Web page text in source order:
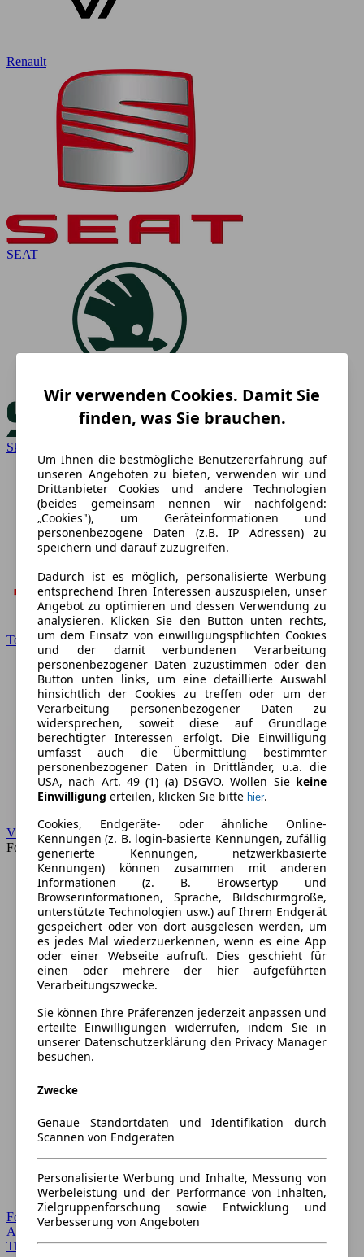
Renault
SEAT
Skoda
Toyota
VW
Forum
Forum Startseite
Alle Auto-Foren
Themen-Forum
Wir verwenden Cookies. Damit Sie
finden, was Sie brauchen.
Um Ihnen die bestmögliche Benutzererfahrung auf
unseren Angeboten zu bieten, verwenden wir und
Drittanbieter Cookies und andere Technologien
(beides gemeinsam nennen wir nachfolgend:
„Cookies"), um Geräteinformationen und
personenbezogene Daten (z.B. IP Adressen) zu
speichern und darauf zuzugreifen.
Dadurch ist es möglich, personalisierte Werbung
entsprechend Ihren Interessen auszuspielen, unser
Angebot zu optimieren und dessen Verwendung zu
analysieren. Klicken Sie den Button unten rechts,
um dem Einsatz von einwilligungspflichten Cookies
und der damit verbundenen Verarbeitung
personenbezogener Daten zuzustimmen oder den
Button unten links, um eine detaillierte Auswahl
hinsichtlich der Cookies zu treffen oder um der
Verarbeitung personenbezogener Daten zu
widersprechen, soweit diese auf Grundlage
berechtigter Interessen erfolgt. Die Einwilligung
umfasst auch die Übermittlung bestimmter
personenbezogener Daten in Drittländer, u.a. die
USA, nach Art. 49 (1) (a) DSGVO. Wollen Sie keine
Einwilligung erteilen, klicken Sie bitte hier.
Cookies, Endgeräte- oder ähnliche Online-
Kennungen (z. B. login-basierte Kennungen, zufällig
generierte Kennungen, netzwerkbasierte
Kennungen) können zusammen mit anderen
Informationen (z. B. Browsertyp und
Browserinformationen, Sprache, Bildschirmgröße,
unterstützte Technologien usw.) auf Ihrem Endgerät
gespeichert oder von dort ausgelesen werden, um
es jedes Mal wiederzuerkennen, wenn es eine App
oder einer Webseite aufruft. Dies geschieht für
einen oder mehrere der hier aufgeführten
Verarbeitungszwecke.
Sie können Ihre Präferenzen jederzeit anpassen und
erteilte Einwilligungen widerrufen, indem Sie in
unserer Datenschutzerklärung den Privacy Manager
besuchen.
Zwecke
Genaue Standortdaten und Identifikation durch
Scannen von Endgeräten
Personalisierte Werbung und Inhalte, Messung von
Werbeleistung und der Performance von Inhalten,
Zielgruppenforschung sowie Entwicklung und
Verbesserung von Angeboten